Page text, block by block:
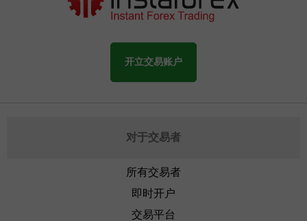
开立交易账户
对于交易者
所有交易者
即时开户
交易平台